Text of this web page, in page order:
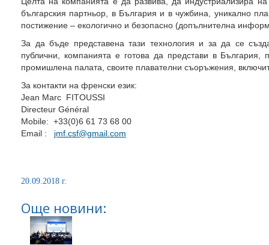
българския партньор, в България и в чужбина, уникално
постижение – екологично и безопасно (допълнителна
За да бъде представена тази технология и за да се
публични, компанията е готова да представи в България,
промишлена палата, своите плавателни съоръжения,
За контакти на френски език:
Jean Marc FITOUSSI
Directeur Général
Mobile: +33(0)6 61 73 68 00
Email : jmf.csf@gmail.com
20.09.2018 г.
Още новини: